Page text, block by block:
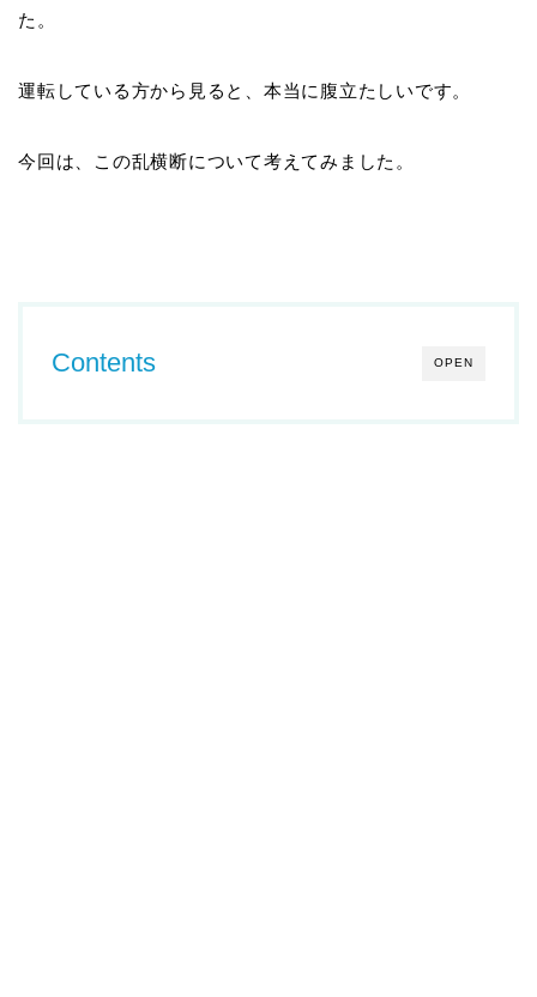
た。
運転している方から見ると、本当に腹立たしいです。
今回は、この乱横断について考えてみました。
OPEN
Contents